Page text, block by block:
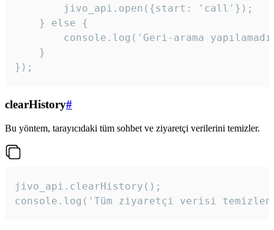
        jivo_api.open({start: 'call'});
    } else {
console.log('Geri-arama
    }
});
clearHistory#
Bu yöntem, tarayıcıdaki tüm sohbet ve ziyaretçi verilerini temizler.
jivo_api.clearHistory();
console.log('Tüm ziyaretçi verisi